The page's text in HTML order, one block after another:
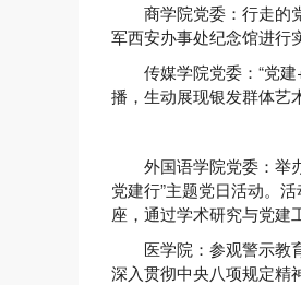
商学院党委：行走
军西安办事处纪念馆进行
传媒学院党委：“党
播，生动展现银发群体艺
外国语学院党委：举
党建行”主题党日活动。
座，通过学术研究与党建
医学院：参观警示教
深入贯彻中央八项规定精